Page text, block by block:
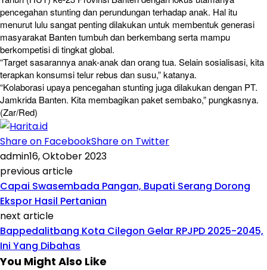
pencegahan stunting dan perundungan terhadap anak. Hal itu
menurut lulu sangat penting dilakukan untuk membentuk generasi
masyarakat Banten tumbuh dan berkembang serta mampu
berkompetisi di tingkat global.
“Target sasarannya anak-anak dan orang tua. Selain sosialisasi, kita
terapkan konsumsi telur rebus dan susu,” katanya.
“Kolaborasi upaya pencegahan stunting juga dilakukan dengan PT.
Jamkrida Banten. Kita membagikan paket sembako,” pungkasnya.
(Zar/Red)
Share on FacebookShare on Twitter
admin16, Oktober 2023
previous article
Capai Swasembada Pangan, Bupati Serang Dorong
Ekspor Hasil Pertanian
next article
Bappedalitbang Kota Cilegon Gelar RPJPD 2025-2045,
Ini Yang Dibahas
You Might Also Like